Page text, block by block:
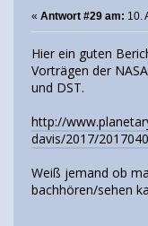
« Antwort #29 am: 10.
Hier ein guten
Vorträgen der
und DST.
http://
davis/2017/
Weiß jemand ob
bachhören/sehen